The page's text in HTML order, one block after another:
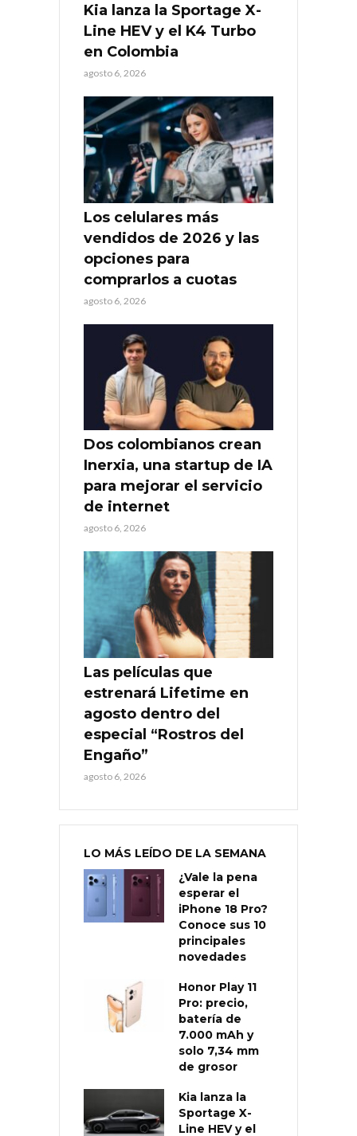
Kia lanza la Sportage X-
Line HEV y el K4 Turbo
en Colombia
agosto 6, 2026
Los celulares más
vendidos de 2026 y las
opciones para
comprarlos a cuotas
agosto 6, 2026
Dos colombianos crean
Inerxia, una startup de IA
para mejorar el servicio
de internet
agosto 6, 2026
Las películas que
estrenará Lifetime en
agosto dentro del
especial “Rostros del
Engaño”
agosto 6, 2026
LO MÁS LEÍDO DE LA SEMANA
¿Vale la pena
esperar el
iPhone 18 Pro?
Conoce sus 10
principales
novedades
Honor Play 11
Pro: precio,
batería de
7.000 mAh y
solo 7,34 mm
de grosor
Kia lanza la
Sportage X-
Line HEV y el